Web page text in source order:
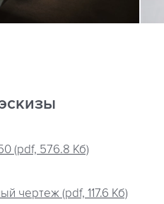
(pdf, 576.8 Кб)
чертеж (pdf, 117.6 Кб)